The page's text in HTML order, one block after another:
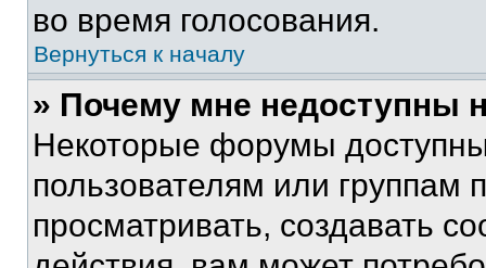
во время голосования.
Вернуться к началу
» Почему мне недоступны
Некоторые форумы
пользователям или группам
просматривать, создавать